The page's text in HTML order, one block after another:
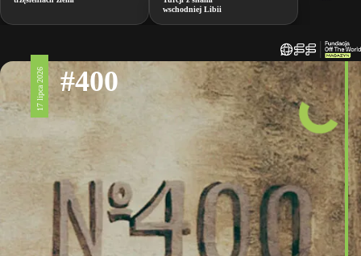
wschodniej Libii
17 lipca 2026 #400